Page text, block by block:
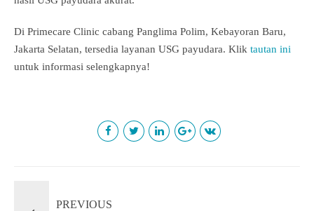
Di Primecare Clinic cabang Panglima Polim, Kebayoran Baru,
Jakarta Selatan, tersedia layanan USG payudara. Klik tautan ini
untuk informasi selengkapnya!
PREVIOUS